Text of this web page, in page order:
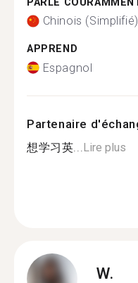
Chinois (Simplifié)
APPREND
Espagnol
Partenaire
想学习英... Lire plus
W.